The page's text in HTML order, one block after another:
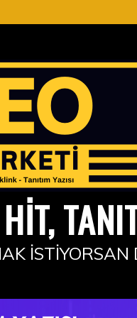
İSTIYORSAN